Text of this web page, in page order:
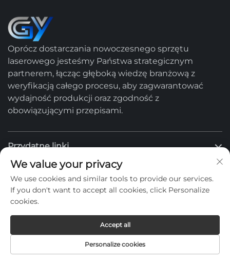
Oprócz dostarczania nowoczesnego sprzętu
laserowego jesteśmy Państwa strategicznym
partnerem, łącząc głęboką wiedzę branżową z
weryfikacją całego procesu, aby zagwarantować
wydajność produkcji oraz zgodność z
obowiązującymi przepisami.
Przydatne linki
Produkty
Skontaktuj się z nami
Polityka prywatności
We value your privacy
We use cookies and similar tools to provide our services.
If you don't want to accept all cookies, click Personalize
cookies.
Personalize cookies
Accept all